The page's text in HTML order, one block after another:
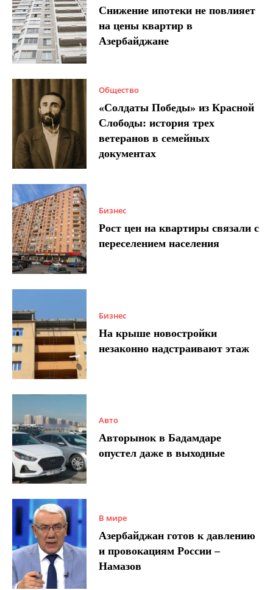
Снижение ипотеки не повлияет
на цены квартир в
Азербайджане
Общество
«Солдаты Победы» из Красной
Слободы: история трех
ветеранов в семейных
документах
Бизнес
Рост цен на квартиры связали с
переселением населения
Бизнес
На крыше новостройки
незаконно надстраивают этаж
Авто
Авторынок в Бадамдаре
опустел даже в выходные
В мире
Азербайджан готов к давлению
и провокациям России –
Намазов